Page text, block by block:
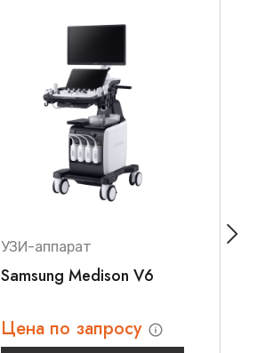
УЗИ-аппарат
Samsung Medison V6
Цена по запросу